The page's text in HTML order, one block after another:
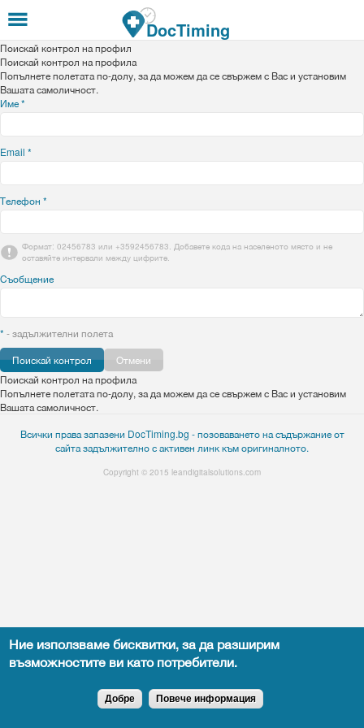
Премини към основното съдържание
DocTiming
Поискай контрол на профил
Поискай контрол на профила
Попълнете полетата по-долу, за да можем да се свържем с Вас и установим
Вашата самоличност.
Име*
Email *
Телефон *
Формат: 02456783 или +3592456783. Добавете кода на населеното място и не
оставяйте интервали между цифрите.
Съобщение
* - задължителни полета
Отмени
Поискай контрол на профила
Попълнете полетата по-долу, за да можем да се свържем с Вас и установим
Вашата самоличност.
Всички права запазени DocTiming.bg - позоваването на съдържание от
сайта задължително с активен линк към оригиналното.
Copyright © 2015 leandigitalsolutions.com
Ние използваме бисквитки, за да разширим
възможностите ви като потребители.
Добре Повече информация